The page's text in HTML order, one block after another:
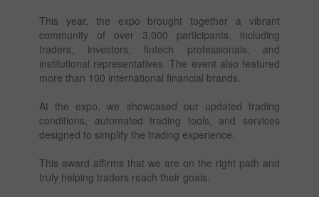
This year, the expo brought together a vibrant
community of over 3,000 participants, including
traders, investors, fintech professionals, and
institutional representatives. The event also featured
more than 100 international financial brands.
At the expo, we showcased our updated trading
conditions, automated trading tools, and services
designed to simplify the trading experience.
This award affirms that we are on the right path and
truly helping traders reach their goals.